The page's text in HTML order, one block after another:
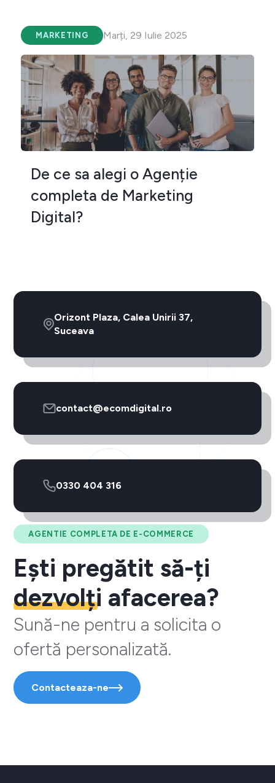
MARKETING Marți, 29 Iulie 2025
De ce sa alegi o Agenție
completa de Marketing
Digital?
AGENTIE COMPLETA DE E-COMMERCE
Ești pregătit să-ți
dezvolți afacerea?
Sună-ne pentru a solicita o
ofertă personalizată.
Contacteaza-ne
Orizont Plaza, Calea Unirii 37,
Suceava
contact@ecomdigital.ro
0330 404 316